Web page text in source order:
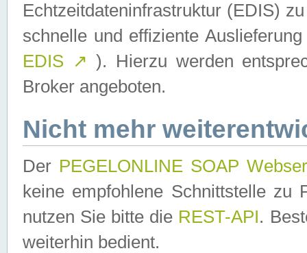
Echtzeitdateninfrastruktur (EDIS)
schnelle und effiziente
EDIS ↗ ). Hierzu werden
Broker angeboten.
Nicht mehr
Der PEGELONLINE SOAP
keine empfohlene Schnittstelle zu
nutzen Sie bitte die REST-API.
weiterhin bedient.